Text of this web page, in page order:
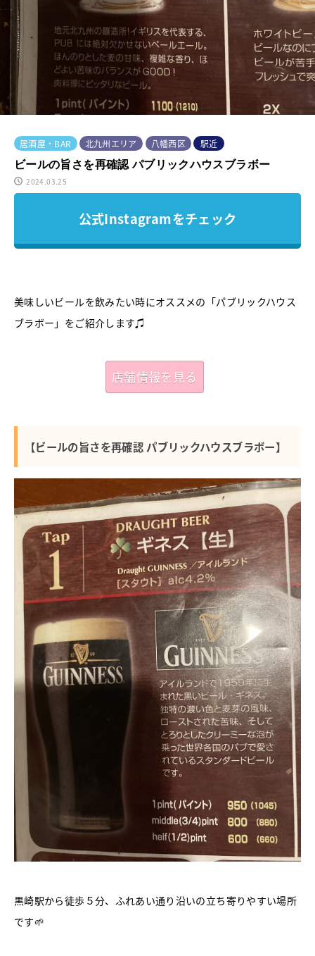
居酒屋・BAR 北九州エリア 八幡西区
駅近
ビールの旨さを再確認 パブリックハウスブラボー
2024.03.25
公式Instagramをチェック
美味しいビールを飲みたい時にオススメの「パブリックハウス
ブラボー」をご紹介します♫
店舗情報を見る
【ビールの旨さを再確認 パブリックハウスブラボー】
黒崎駅から徒歩５分、ふれあい通り沿いの立ち寄りやすい場所
です🌱